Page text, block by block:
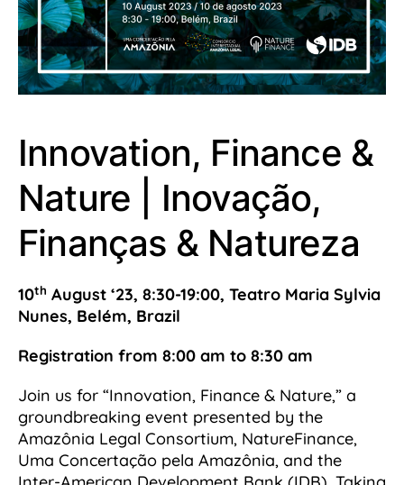
Innovation, Finance &
Nature | Inovação,
Finanças & Natureza
10th August ‘23, 8:30-19:00, Teatro Maria Sylvia
Nunes, Belém, Brazil
Registration from 8:00 am to 8:30 am
Join us for “Innovation, Finance & Nature,” a
groundbreaking event presented by the
Amazônia Legal Consortium, NatureFinance,
Uma Concertação pela Amazônia, and the